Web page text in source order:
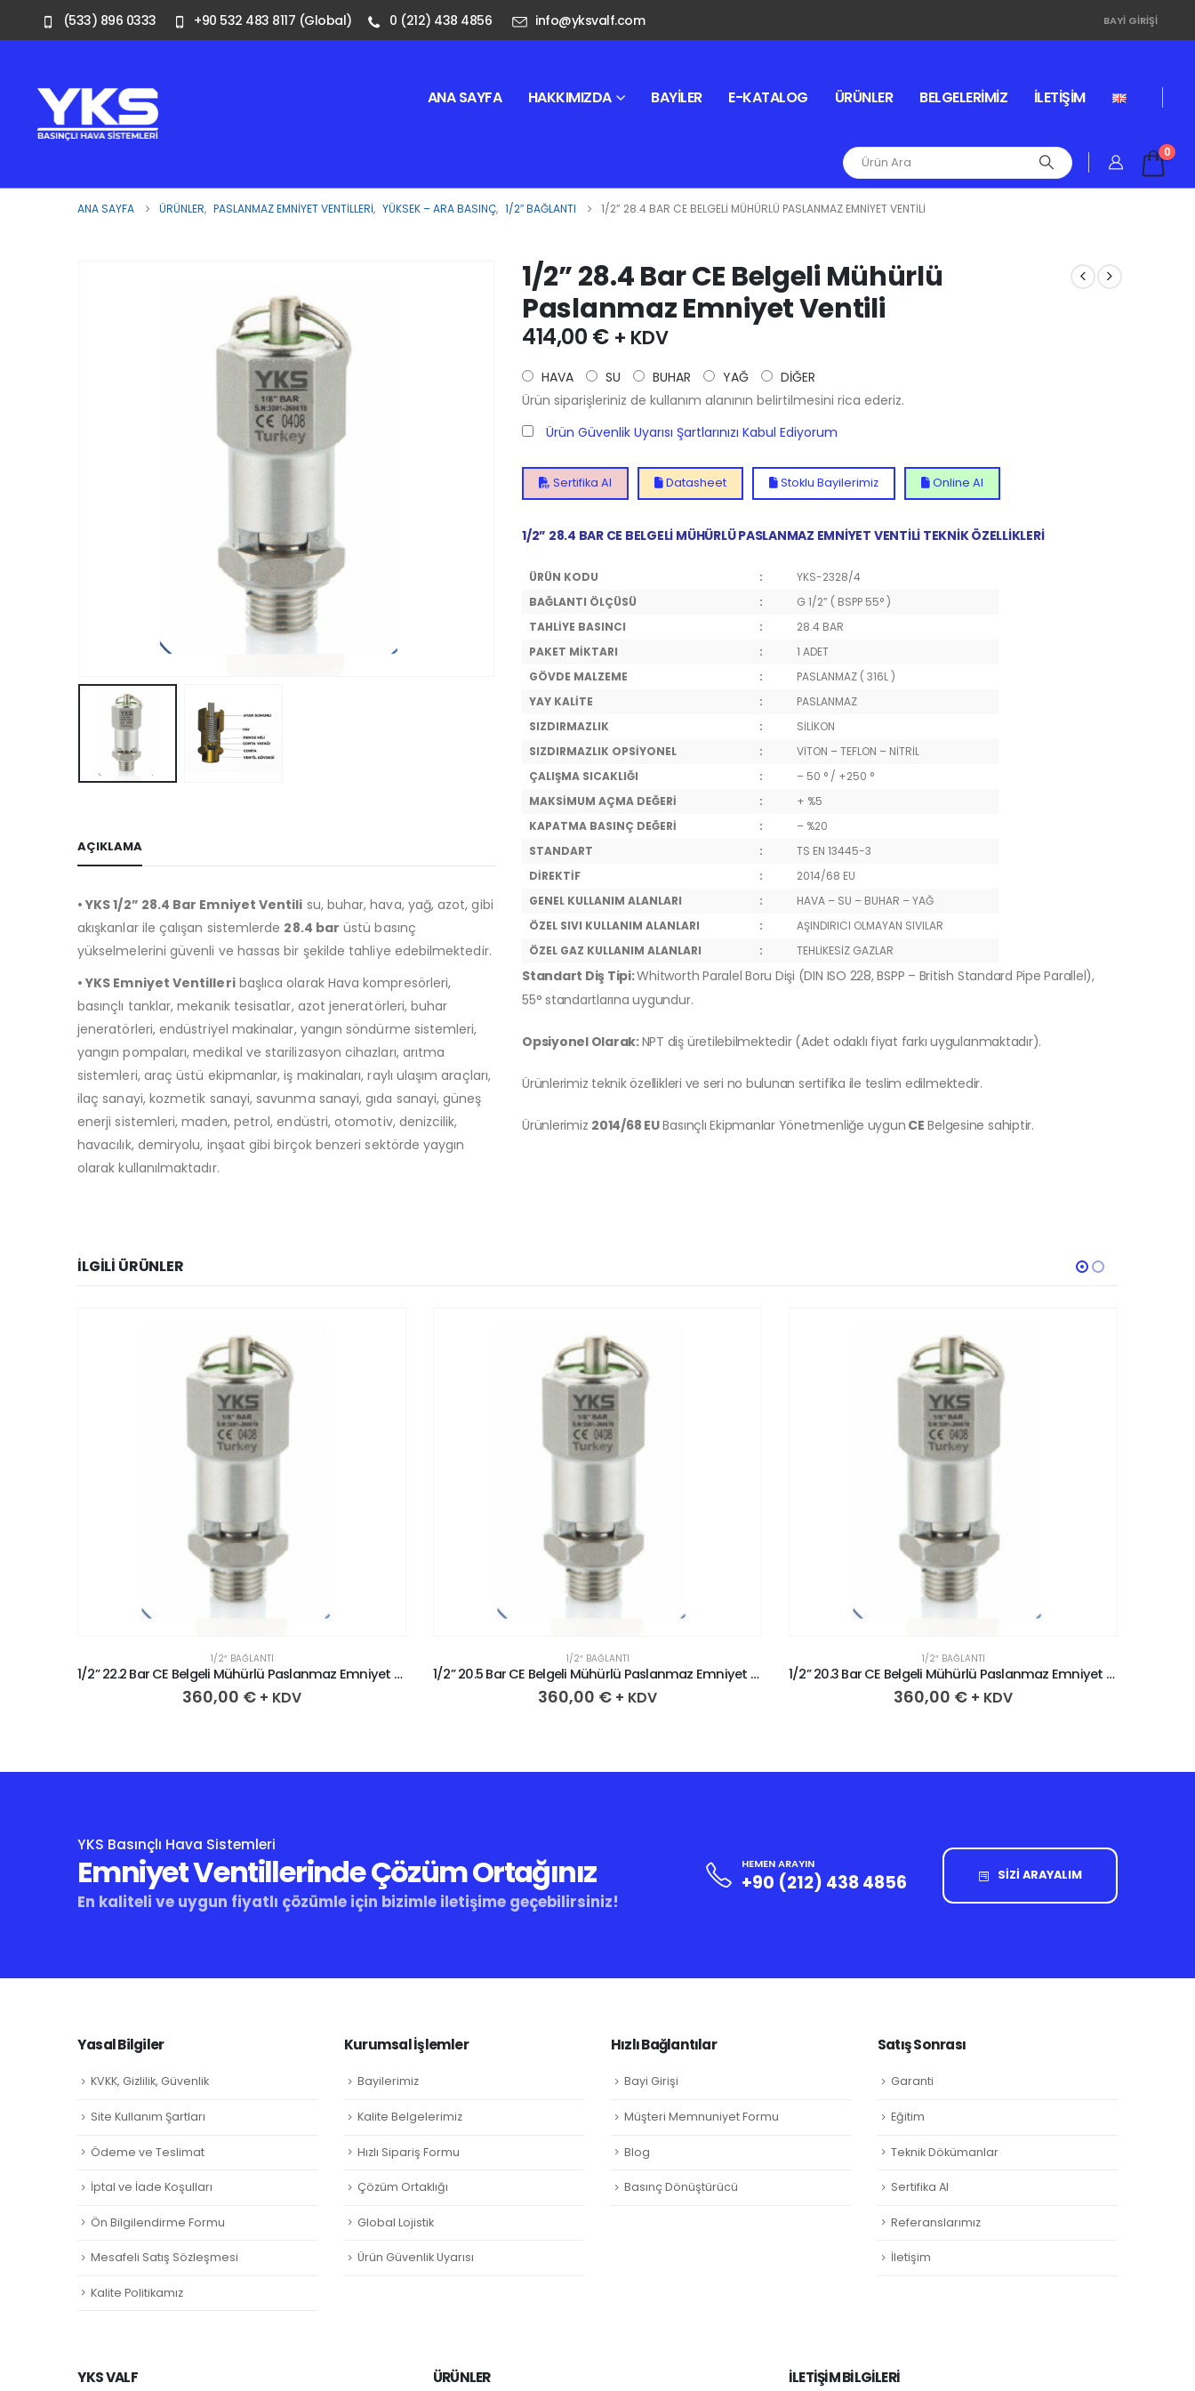
(533) 896 0333 +90 532 483 8117 (Global) 0 (212) 438 4856 info@yksvalf.com BAYI GIRIŞI
ANA SAYFA HAKKIMIZDA BAYILER E-KATALOG ÜRÜNLER BELGELERIMIZ İLETIŞIM
0
ANA SAYFA ÜRÜNLER, PASLANMAZ EMNIYET VENTILLERI, YÜKSEK – ARA BASINÇ, 1/2″ BAĞLANTI 1/2” 28.4 BAR CE BELGELI MÜHÜRLÜ PASLANMAZ EMNIYET VENTILI
AÇIKLAMA
• YKS 1/2” 28.4 Bar Emniyet Ventili su, buhar, hava, yağ, azot, gibi
akışkanlar ile çalışan sistemlerde 28.4 bar üstü basınç
yükselmelerini güvenli ve hassas bir şekilde tahliye edebilmektedir.
• YKS Emniyet Ventilleribaşlıca olarak Hava kompresörleri,
basınçlı tanklar, mekanik tesisatlar, azot jeneratörleri, buhar
jeneratörleri, endüstriyel makinalar, yangın söndürme sistemleri,
yangın pompaları, medikal ve starilizasyon cihazları, arıtma
sistemleri, araç üstü ekipmanlar, iş makinaları, raylı ulaşım araçları,
ilaç sanayi, kozmetik sanayi, savunma sanayi, gıda sanayi, güneş
enerji sistemleri, maden, petrol, endüstri, otomotiv, denizcilik,
havacılık, demiryolu, inşaat gibi birçok benzeri sektörde yaygın
olarak kullanılmaktadır.
1/2” 28.4 Bar CE Belgeli Mühürlü
Paslanmaz Emniyet Ventili
414,00 € + KDV
HAVA SU BUHAR YAĞ
DİĞER
Ürün siparişleriniz de kullanım alanının belirtilmesini rica ederiz.
Ürün Güvenlik Uyarısı Şartlarınızı Kabul Ediyorum
Sertifika Al Datasheet Stoklu Bayilerimiz Online Al
1/2” 28.4 BAR CE BELGELİ MÜHÜRLÜ PASLANMAZ EMNİYET VENTİLİ TEKNİK ÖZELLİKLERİ
ÜRÜN KODU :
YKS-2328/4
BAĞLANTI ÖLÇÜSÜ
:
G 1/2” ( BSPP 55° )
TAHLİYE BASINCI
:
28.4 BAR
PAKET MİKTARI
:
1 ADET
GÖVDE MALZEME
:
PASLANMAZ ( 316L )
YAY KALİTE
:
PASLANMAZ
SIZDIRMAZLIK
:
SİLİKON
SIZDIRMAZLIK OPSİYONEL
:
VİTON – TEFLON – NİTRİL
ÇALIŞMA SICAKLIĞI
:
– 50 ° / +250 °
MAKSİMUM AÇMA DEĞERİ
:
+ %5
KAPATMA BASINÇ DEĞERİ
:
– %20
STANDART
:
TS EN 13445-3
DİREKTİF
:
2014/68 EU
GENEL KULLANIM ALANLARI
:
HAVA – SU – BUHAR – YAĞ
ÖZEL SIVI KULLANIM ALANLARI
:
AŞINDIRICI OLMAYAN SIVILAR
ÖZEL GAZ KULLANIM ALANLARI
: TEHLİKESİZ GAZLAR
Standart Diş Tipi:Whitworth Paralel Boru Dişi (DIN ISO 228, BSPP – British Standard Pipe Parallel),
55° standartlarına uygundur.
Opsiyonel Olarak:NPT diş üretilebilmektedir (Adet odaklı fiyat farkı uygulanmaktadır).
Ürünlerimiz teknik özellikleri ve seri no bulunan sertifika ile teslim edilmektedir.
Ürünlerimiz 2014/68 EUBasınçlı Ekipmanlar Yönetmenliğe uygun CE Belgesine sahiptir.
İLGILI ÜRÜNLER
1/2″ BAĞLANTI
1/2” 22.2 Bar CE Belgeli Mühürlü Paslanmaz Emniyet Ventili
360,00 € + KDV
1/2″ BAĞLANTI
1/2” 20.5 Bar CE Belgeli Mühürlü Paslanmaz Emniyet Ventili
360,00 € + KDV
1/2″ BAĞLANTI
1/2” 20.3 Bar CE Belgeli Mühürlü Paslanmaz Emniyet Ventili
360,00 € + KDV
YKS Basınçlı Hava Sistemleri
Emniyet Ventillerinde Çözüm Ortağınız
En kaliteli ve uygun fiyatlı çözümle için bizimle iletişime geçebilirsiniz!
HEMEN ARAYIN
+90 (212) 438 4856 SİZİ ARAYALIM
Yasal Bilgiler
KVKK, Gizlilik, Güvenlik
Site Kullanım Şartları
Ödeme ve Teslimat
İptal ve İade Koşulları
Ön Bilgilendirme Formu
Mesafeli Satış Sözleşmesi
Kalite Politikamız
Kurumsal İşlemler
Bayilerimiz
Kalite Belgelerimiz
Hızlı Sipariş Formu
Çözüm Ortaklığı
Global Lojistik
Ürün Güvenlik Uyarısı
Hızlı Bağlantılar
Bayi Girişi
Müşteri Memnuniyet Formu
Blog
Basınç Dönüştürücü
Satış Sonrası
Garanti
Eğitim
Teknik Dökümanlar
Sertifika Al
Referanslarımız
İletişim
YKS VALF ÜRÜNLER İLETİŞİM BİLGİLERİ